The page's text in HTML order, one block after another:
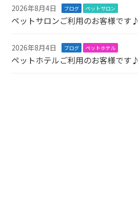
2026年8月4日 ブログ ペットサロン
ペットサロンご利用のお客様です♪
2026年8月4日 ブログ ペットホテル
ペットホテルご利用のお客様です♪